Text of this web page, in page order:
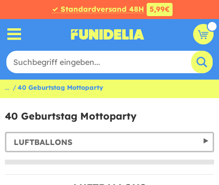
✓ Standardversand 48H 5,99€
... 40 Geburtstag Mottoparty
40 Geburtstag Mottoparty
LUFTBALLONS